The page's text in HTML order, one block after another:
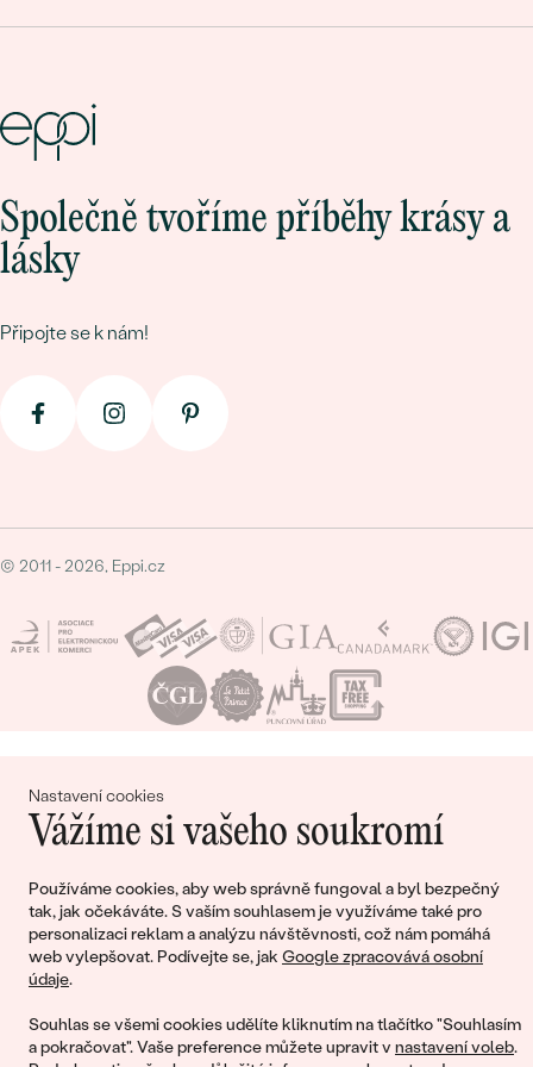
Nastavení cookies
Vážíme si vašeho soukromí
Používáme cookies, aby web správně fungoval a byl bezpečný
tak, jak očekáváte. S vaším souhlasem je využíváme také pro
personalizaci reklam a analýzu návštěvnosti, což nám pomáhá
web vylepšovat. Podívejte se, jak Google zpracovává osobní
údaje.
Souhlas se všemi cookies udělíte kliknutím na tlačítko "Souhlasím
a pokračovat". Vaše preference můžete upravit v nastavení voleb.
Společně tvoříme příběhy krásy a
lásky
Připojte se k nám!
© 2011 - 2026, Eppi.cz
Nákupní košík
Ještě jste nepřidali žádné produkty do svého
nákupního košíku